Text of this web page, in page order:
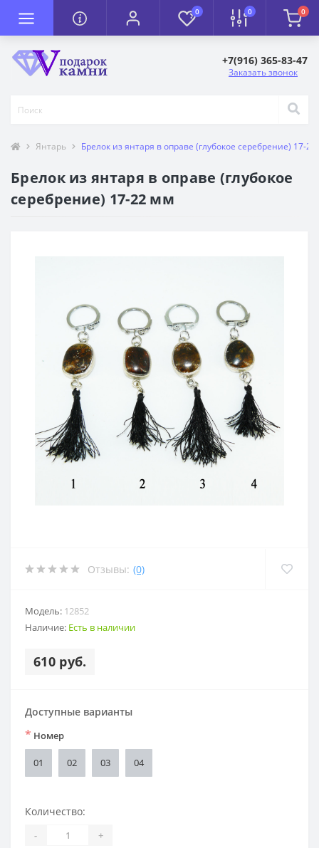
0 0 0
+7(916) 365-83-47
Заказать звонок
Янтарь Брелок из янтаря в оправе (глубокое серебрение) 17-
Брелок из янтаря в оправе (глубокое
серебрение) 17-22 мм
Отзывы: (0)
Модель: 12852
Наличие: Есть в наличии
610 руб.
Доступные варианты
* Номер
01 02 03 04
Количество:
- +